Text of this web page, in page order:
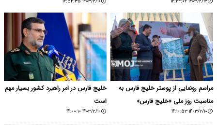
مراسم رونمایی از پوستر خلیج فارس به
مناسبت روز ملی «خلیج فارس»
۱۴۰۳/۲/۱۰ ۱۴:۱۰:۵۳
خلیج فارس در امر راهبرد کشور بسیار مهم
است
۱۴۰۳/۲/۱۰ ۱۴:۰۰:۱۰